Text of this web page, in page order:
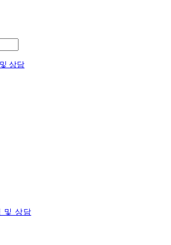
상담
및 상담